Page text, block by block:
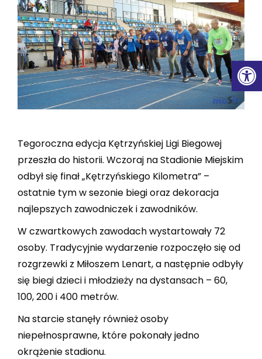
Tegoroczna edycja Kętrzyńskiej Ligi Biegowej
przeszła do historii. Wczoraj na Stadionie Miejskim
odbył się finał „Kętrzyńskiego Kilometra” –
ostatnie tym w sezonie biegi oraz dekoracja
najlepszych zawodniczek i zawodników.
W czwartkowych zawodach wystartowały 72
osoby. Tradycyjnie wydarzenie rozpoczęło się od
rozgrzewki z Miłoszem Lenart, a następnie odbyły
się biegi dzieci i młodzieży na dystansach – 60,
100, 200 i 400 metrów.
Na starcie stanęły również osoby
niepełnosprawne, które pokonały jedno
okrążenie stadionu.